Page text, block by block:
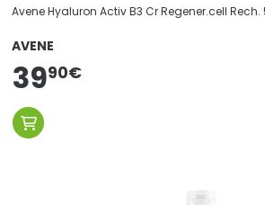
Avene Hyaluron Activ B3 Cr Regener.cell
AVENE
3990€